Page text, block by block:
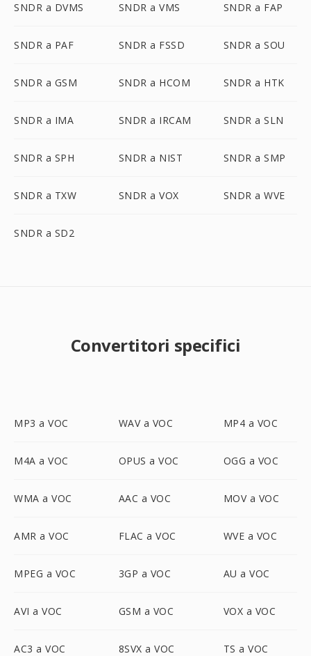
SNDR a DVMS SNDR a VMS SNDR a FAP
SNDR a PAF SNDR a FSSD SNDR a SOU
SNDR a GSM SNDR a HCOM SNDR a HTK
SNDR a IMA SNDR a IRCAM SNDR a SLN
SNDR a SPH SNDR a NIST SNDR a SMP
SNDR a TXW SNDR a VOX SNDR a WVE
SNDR a SD2
Convertitori specifici
MP3 a VOC WAV a VOC MP4 a VOC
M4A a VOC OPUS a VOC OGG a VOC
WMA a VOC AAC a VOC MOV a VOC
AMR a VOC FLAC a VOC WVE a VOC
MPEG a VOC 3GP a VOC AU a VOC
AVI a VOC GSM a VOC VOX a VOC
AC3 a VOC 8SVX a VOC TS a VOC